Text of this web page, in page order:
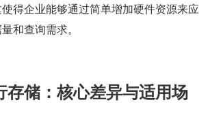
得企业能够通过简单增加硬件资源来应
和查询需求。
存储：核心差异与适用场